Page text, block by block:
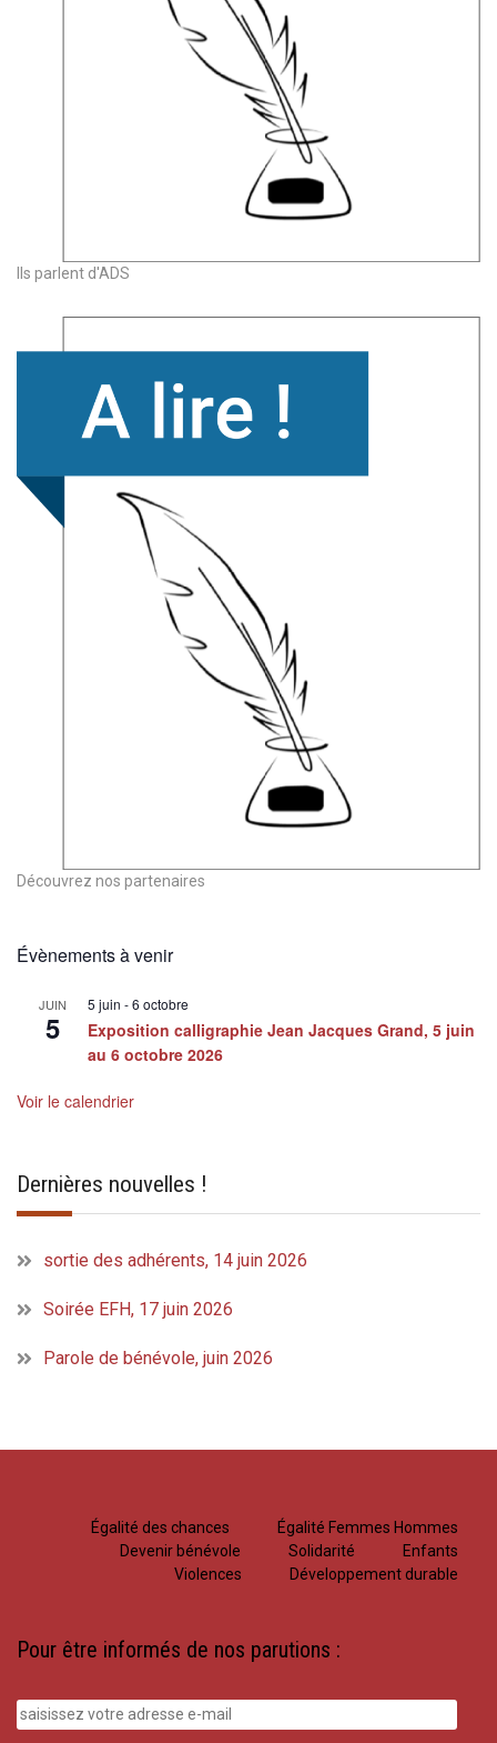
Ils parlent d'ADS
Découvrez nos partenaires
Évènements à venir
JUIN
5
5 juin -6 octobre
Exposition calligraphie Jean Jacques Grand, 5 juin
au 6 octobre 2026
Voir le calendrier
Dernières nouvelles !
sortie des adhérents, 14 juin 2026
Soirée EFH, 17 juin 2026
Parole de bénévole, juin 2026
Égalité des chances
Égalité Femmes Hommes
Devenir bénévole
Solidarité
Enfants
Violences
Développement durable
Pour être informés de nos parutions :
saisissez
votre